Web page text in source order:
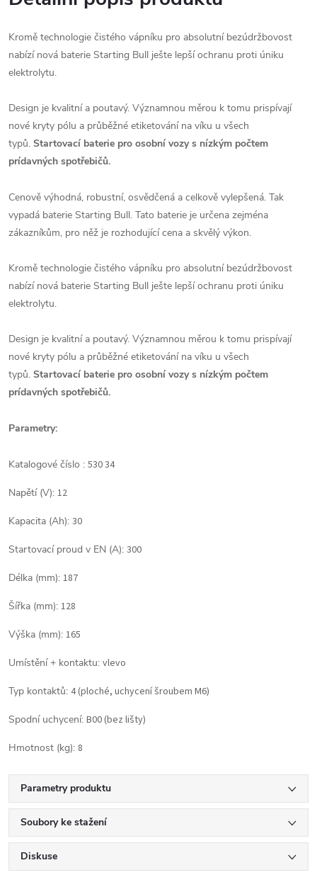
Kromě technologie čistého vápníku pro absolutní bezúdržbovost
nabízí nová baterie Starting Bull ješte lepší ochranu proti úniku
elektrolytu.
Design je kvalitní a poutavý. Významnou měrou k tomu prispívají
nové kryty pólu a průběžné etiketování na víku u všech
typů. Startovací baterie pro osobní vozy s nízkým počtem
prídavných spotřebičů.
Cenově výhodná, robustní, osvědčená a celkově vylepšená. Tak
vypadá baterie Starting Bull. Tato baterie je určena zejména
zákazníkům, pro něž je rozhodující cena a skvělý výkon.
Kromě technologie čistého vápníku pro absolutní bezúdržbovost
nabízí nová baterie Starting Bull ješte lepší ochranu proti úniku
elektrolytu.
Design je kvalitní a poutavý. Významnou měrou k tomu prispívají
nové kryty pólu a průběžné etiketování na víku u všech
typů. Startovací baterie pro osobní vozy s nízkým počtem
prídavných spotřebičů.
Parametry:
Katalogové číslo : 530 34
Napětí (V): 12
Kapacita (Ah): 30
Startovací proud v EN (A): 300
Délka (mm): 187
Šířka (mm): 128
Výška (mm): 165
Umístění + kontaktu: vlevo
Typ kontaktů: 4 (ploché, uchycení šroubem M6)
Spodní uchycení: B00 (bez lišty)
Hmotnost (kg): 8
Parametry produktu
Soubory ke stažení
Diskuse